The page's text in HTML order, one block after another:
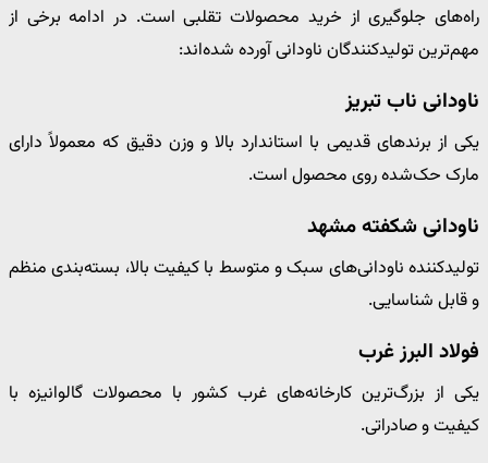
راه‌های جلوگیری از خرید محصولات تقلبی است. در ادامه برخی از
مهم‌ترین تولیدکنندگان ناودانی آورده شده‌اند:
ناودانی ناب تبریز
یکی از برندهای قدیمی با استاندارد بالا و وزن دقیق که معمولاً دارای
مارک حک‌شده روی محصول است.
ناودانی شکفته مشهد
تولیدکننده ناودانی‌های سبک و متوسط با کیفیت بالا، بسته‌بندی منظم
و قابل شناسایی.
فولاد البرز غرب
یکی از بزرگ‌ترین کارخانه‌های غرب کشور با محصولات گالوانیزه با
کیفیت و صادراتی.